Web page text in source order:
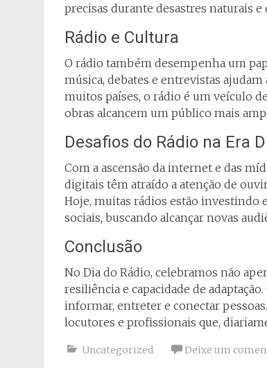
precisas durante desastres naturais e
Rádio e Cultura
O rádio também desempenha um
música, debates e entrevistas
muitos países, o rádio é um veículo
obras alcancem um público mais
Desafios do Rádio na Era
Com a ascensão da internet e das
digitais têm atraído a atenção de
Hoje, muitas rádios estão investindo
sociais, buscando alcançar novas
Conclusão
No Dia do Rádio, celebramos não
resiliência e capacidade de
informar, entreter e conectar
locutores e profissionais que,
Uncategorized Deixe um